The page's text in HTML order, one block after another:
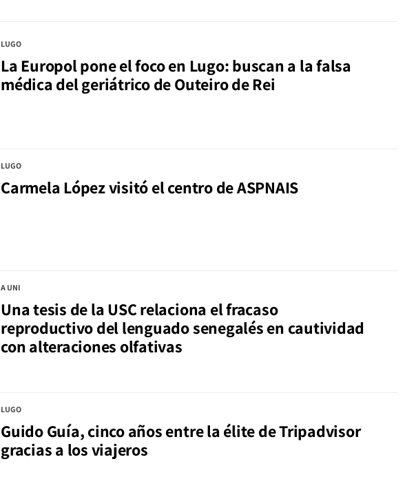
LUGO
La Europol pone el foco en Lugo: buscan a la falsa
médica del geriátrico de Outeiro de Rei
LUGO
Carmela López visitó el centro de ASPNAIS
A UNI
Una tesis de la USC relaciona el fracaso
reproductivo del lenguado senegalés en cautividad
con alteraciones olfativas
LUGO
Guido Guía, cinco años entre la élite de Tripadvisor
gracias a los viajeros